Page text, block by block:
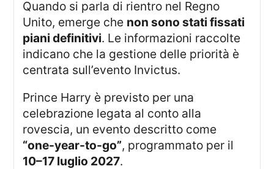
Quando si parla di rientro nel Regno
Unito, emerge che non sono stati fissati
piani definitivi. Le informazioni raccolte
indicano che la gestione delle priorità è
centrata sull’evento Invictus.
Prince Harry è previsto per una
celebrazione legata al conto alla
rovescia, un evento descritto come
“one-year-to-go”, programmato per il
10–17 luglio 2027.